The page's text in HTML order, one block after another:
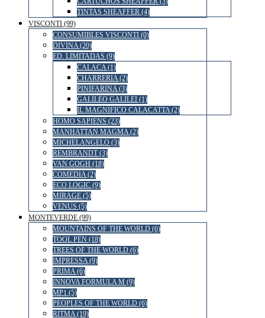
TINTAS SHEAFFER (4)
VISCONTI (99)
CONSUMIBLES VISCONTI (0)
DIVINA (20)
ED. LIMITADAS (9)
CALACA (1)
CHARRERIA (2)
PINIFARINA (3)
GALILEO GALILEI (1)
IL MAGNIFICO CALACATTA (2)
HOMO SAPIENS (23)
MANHATTAN MAGMA (2)
MICHELANGELO (3)
REMBRANDT (3)
VAN GOGH (18)
COMEDIA (2)
ECO LOGIC (9)
MIRAGE (5)
VENUS (5)
MONTEVERDE (99)
MOUNTAINS OF THE WORLD (6)
TOOL PEN (18)
TREES OF THE WORLD (6)
IMPRESSA (9)
PRIMA (6)
INNOVA FORMULA M (9)
MP1 (5)
PEOPLES OF THE WORLD (6)
RITMA (19)